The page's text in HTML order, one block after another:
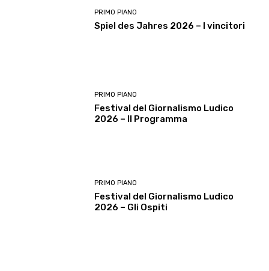
PRIMO PIANO
Spiel des Jahres 2026 – I vincitori
PRIMO PIANO
Festival del Giornalismo Ludico
2026 – Il Programma
PRIMO PIANO
Festival del Giornalismo Ludico
2026 – Gli Ospiti